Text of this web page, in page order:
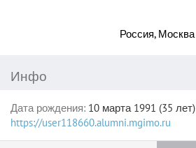
Россия, Москва
Инфо
Дата рождения: 10 марта 1991 (35 лет)
https://user118660.alumni.mgimo.ru